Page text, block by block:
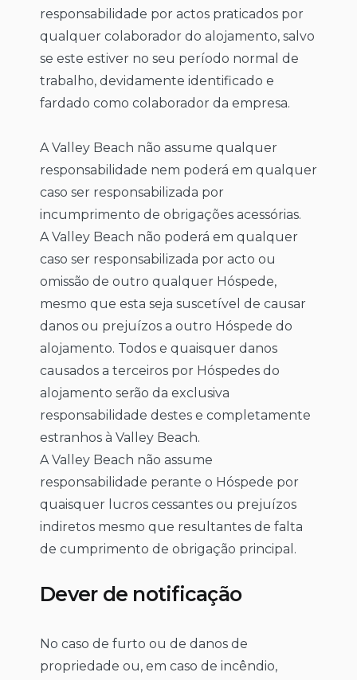
responsabilidade por actos praticados por
qualquer colaborador do alojamento, salvo
se este estiver no seu período normal de
trabalho, devidamente identificado e
fardado como colaborador da empresa.
A Valley Beach não assume qualquer
responsabilidade nem poderá em qualquer
caso ser responsabilizada por
incumprimento de obrigações acessórias.
A Valley Beach não poderá em qualquer
caso ser responsabilizada por acto ou
omissão de outro qualquer Hóspede,
mesmo que esta seja suscetível de causar
danos ou prejuízos a outro Hóspede do
alojamento. Todos e quaisquer danos
causados a terceiros por Hóspedes do
alojamento serão da exclusiva
responsabilidade destes e completamente
estranhos à Valley Beach.
A Valley Beach não assume
responsabilidade perante o Hóspede por
quaisquer lucros cessantes ou prejuízos
indiretos mesmo que resultantes de falta
de cumprimento de obrigação principal.
Dever de notificação
No caso de furto ou de danos de
propriedade ou, em caso de incêndio,